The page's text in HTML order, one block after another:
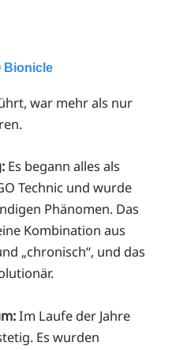
Bionicle
war mehr als nur
Es begann alles als
Technic und wurde
Phänomen. Das
Kombination aus
„chronisch“, und das
Im Laufe der Jahre
Es wurden